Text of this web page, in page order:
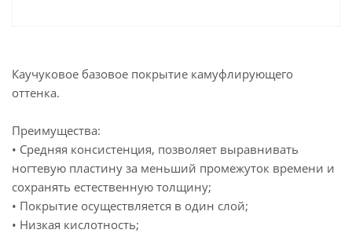
Каучуковое базовое покрытие камуфлирующего
оттенка.
Преимущества:
• Средняя консистенция, позволяет выравнивать
ногтевую пластину за меньший промежуток времени и
сохранять естественную толщину;
• Покрытие осуществляется в один слой;
• Низкая кислотность;